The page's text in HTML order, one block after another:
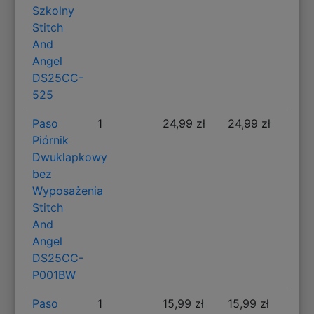
Szkolny
Stitch
And
Angel
DS25CC-
525
Paso
Piórnik
Dwuklapkowy
bez
Wyposażenia
Stitch
And
Angel
DS25CC-
P001BW
1 24,99 zł 24,99 zł
Paso
1 15,99 zł 15,99 zł